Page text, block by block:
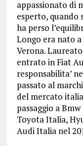
appassionato di
esperto, quando
ha perso
Longo era nato
Verona.
entrato in Fiat
responsabilita’
passato al
del mercato
passaggio a
Toyota Italia,
Audi Italia nel